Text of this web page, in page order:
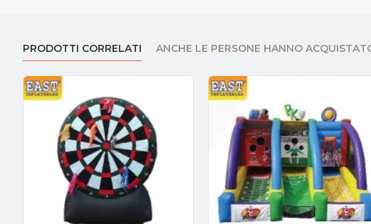
PRODOTTI CORRELATI ANCHE LE PERSONE HANNO